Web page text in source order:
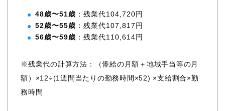
48歳〜51歳 ：残業代104,720円
52歳〜55歳 ：残業代107,817円
56歳〜59歳 ：残業代110,614円
※残業代の計算方法：（俸給の月額＋地域手当等の月
額）×12÷(1週間当たりの勤務時間×52) ×支給割合×勤
務時間